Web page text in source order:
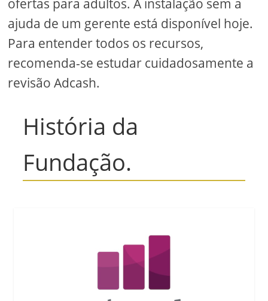
ofertas para adultos. A instalação sem a
ajuda de um gerente está disponível hoje.
Para entender todos os recursos,
recomenda-se estudar cuidadosamente a
revisão Adcash.
História da
Fundação.